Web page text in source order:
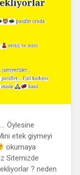
Öylesine
etek giymeyi
okumaya
Sitemizde
? neden